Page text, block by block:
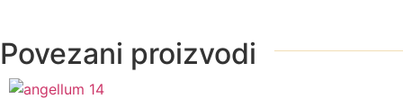
Povezani proizvodi